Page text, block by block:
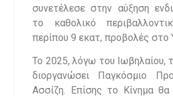
συνετέλεσε στην αύξηση
το καθολικό
περίπου 9 εκατ, προβολές στο
To 2025, λόγω του Ιωβηλαίου,
διοργανώσει Παγκόσμιο
Ασσίζη. Επίσης το Κίνημα θα